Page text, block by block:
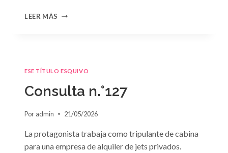
LEER MÁS CONSULTA
JANET
DAILEY
ESE TÍTULO ESQUIVO
Consulta n.°127
Por admin 21/05/2026
La protagonista trabaja como tripulante de cabina
para una empresa de alquiler de jets privados.